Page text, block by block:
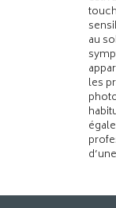
au
les